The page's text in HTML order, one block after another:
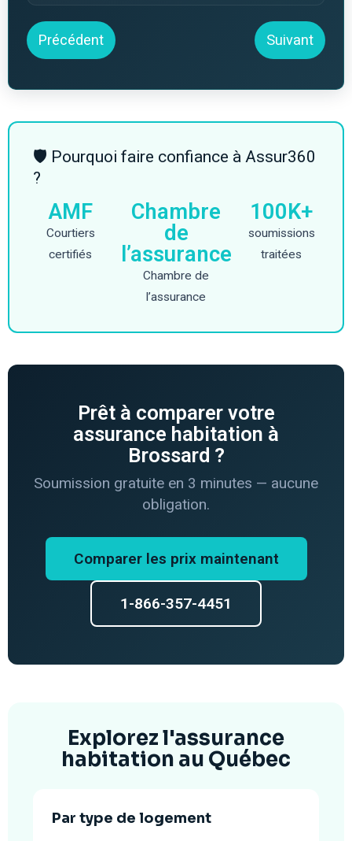
Précédent Suivant
🛡 Pourquoi faire confiance à Assur360
?
AMF
Courtiers
certifiés
Chambre
de
l’assurance
Chambre de
l’assurance
100K+
soumissions
traitées
Prêt à comparer votre
assurance habitation à
Brossard ?
Soumission gratuite en 3 minutes — aucune
obligation.
Comparer les prix maintenant
1-866-357-4451
Explorez l'assurance
habitation au Québec
Par type de logement